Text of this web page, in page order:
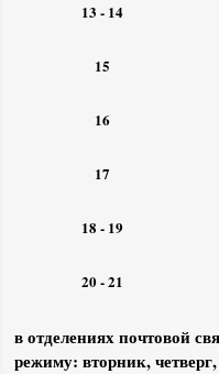
13 - 14
15
16
17
18 - 19
20 - 21
в отделениях почтовой
режиму: вторник,